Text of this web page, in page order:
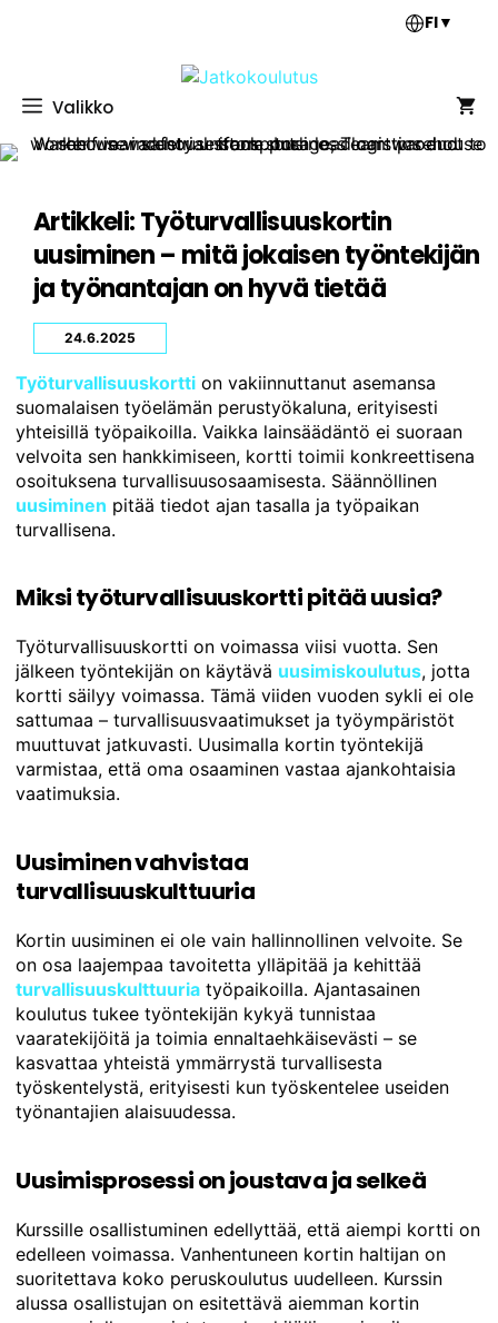
FI▼
Valikko
Artikkeli: Työturvallisuuskortin
uusiminen – mitä jokaisen työntekijän
ja työnantajan on hyvä tietää
24.6.2025
Työturvallisuuskortti on vakiinnuttanut asemansa
suomalaisen työelämän perustyökaluna, erityisesti
yhteisillä työpaikoilla. Vaikka lainsäädäntö ei suoraan
velvoita sen hankkimiseen, kortti toimii konkreettisena
osoituksena turvallisuusosaamisesta. Säännöllinen
uusiminen pitää tiedot ajan tasalla ja työpaikan
turvallisena.
Miksi työturvallisuuskortti pitää uusia?
Työturvallisuuskortti on voimassa viisi vuotta. Sen
jälkeen työntekijän on käytävä uusimiskoulutus, jotta
kortti säilyy voimassa. Tämä viiden vuoden sykli ei ole
sattumaa – turvallisuusvaatimukset ja työympäristöt
muuttuvat jatkuvasti. Uusimalla kortin työntekijä
varmistaa, että oma osaaminen vastaa ajankohtaisia
vaatimuksia.
Uusiminen vahvistaa
turvallisuuskulttuuria
Kortin uusiminen ei ole vain hallinnollinen velvoite. Se
on osa laajempaa tavoitetta ylläpitää ja kehittää
turvallisuuskulttuuria työpaikoilla. Ajantasainen
koulutus tukee työntekijän kykyä tunnistaa
vaaratekijöitä ja toimia ennaltaehkäisevästi – se
kasvattaa yhteistä ymmärrystä turvallisesta
työskentelystä, erityisesti kun työskentelee useiden
työnantajien alaisuudessa.
Uusimisprosessi on joustava ja selkeä
Kurssille osallistuminen edellyttää, että aiempi kortti on
edelleen voimassa. Vanhentuneen kortin haltijan on
suoritettava koko peruskoulutus uudelleen. Kurssin
alussa osallistujan on esitettävä aiemman kortin